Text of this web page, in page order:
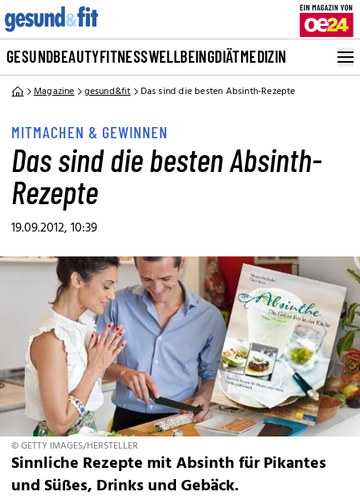
GESUNDBEAUTYFITNESSWELLBEINGDIÄTMEDIZIN
Magazine gesund&fit Das sind die besten Absinth-Rezepte
MITMACHEN & GEWINNEN
Das sind die besten Absinth-
Rezepte
19.09.2012, 10:39
© GETTY IMAGES/HERSTELLER
Sinnliche Rezepte mit Absinth für Pikantes
und Süßes, Drinks und Gebäck.